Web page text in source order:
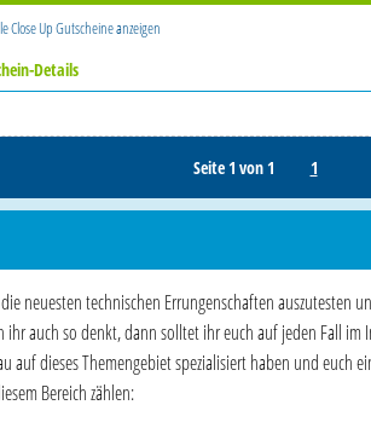
Close Up Gutscheineanzeigen
Details
Seite 1 von 1 1
neuesten technischen Errungenschaften auszutesten
ihr auch so denkt, dann solltet ihr euch auf jeden Fall im
auf dieses Themengebiet spezialisiert haben und euch
Bereich zählen: